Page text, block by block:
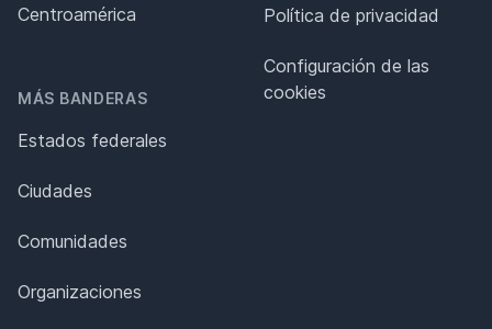
Centroamérica
MÁS BANDERAS
Estados federales
Ciudades
Comunidades
Organizaciones
Política de privacidad
Configuración de las
cookies